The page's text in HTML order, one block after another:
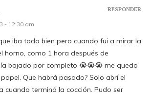
- 12:30 am
iba todo bien pero cuando fui a mirar la
horno, como 1 hora después de
bajado por completo 😭😭😭 me quedo
Que habrá pasado? Solo abrí el
cuando terminó la cocción. Pudo ser
RESPONDER